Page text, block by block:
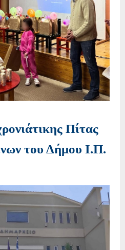
Πίτας
του Δήμου Ι.Π.